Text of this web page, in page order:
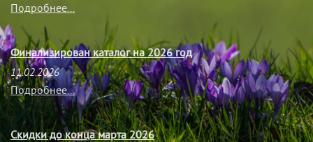
Подробнее...
Финализирован каталог на 2026 год
11.02.2026
Подробнее...
Скидки до конца марта 2026